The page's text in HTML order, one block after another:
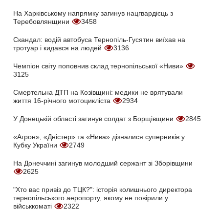
На Харківському напрямку загинув нацгвардієць з
Теребовлянщини
3458
Скандал: водій автобуса Тернопіль-Гусятин виїхав на
тротуар і кидався на людей
3136
Чемпіон світу поповнив склад тернопільської «Ниви»
3125
Смертельна ДТП на Козівщині: медики не врятували
життя 16-річного мотоцикліста
2934
У Донецькій області загинув солдат з Борщівщини 2845
«Агрон», «Дністер» та «Нива» дізналися суперників у
Кубку України
2749
На Донеччині загинув молодший сержант зі Зборівщини
2625
"Хто вас привіз до ТЦК?": історія колишнього директора
тернопільського аеропорту, якому не повірили у
військкоматі
2322